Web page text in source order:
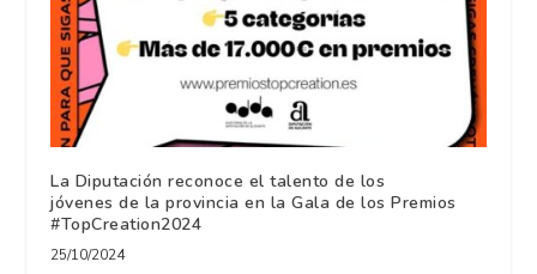
La Diputación reconoce el talento de los
jóvenes de la provincia en la Gala de los Premios
#TopCreation2024
25/10/2024